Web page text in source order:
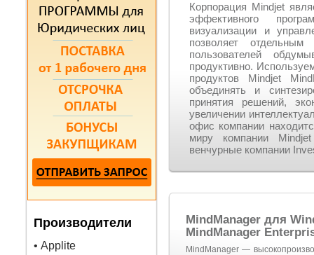
Производители
• Applite
Корпорация Mindjet
эффективного
визуализации и
позволяет
пользователей
продуктивно.
продуктов Mindjet
объединять и
принятия решений,
увеличении
офис компании
миру компании
венчурные компании
MindManager для
MindManager
MindManager —